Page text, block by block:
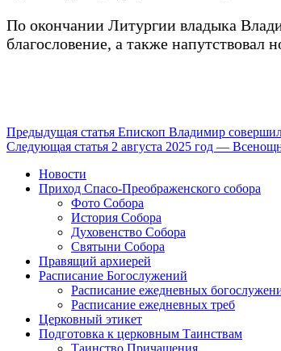
По окончании Литургии владыка
благословение, а также
Продолжить
чтение
Предыдущая статья Епископ Владимир
Следующая статья 2 августа 2025 год —
Новости
Приход Спасо-Преображенского собора
Фото Собора
История Собора
Духовенство Собора
Святыни Собора
Правящий архиерей
Расписание Богослужений
Расписание ежедневных
Расписание ежедневных треб
Церковный этикет
Подготовка к церковным Таинствам
Таинство Причащения